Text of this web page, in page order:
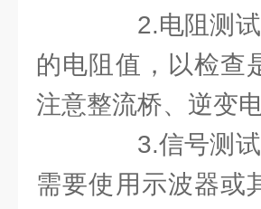
2.电阻测试
的电阻值，以检查
注意整流桥、逆变
3.信号测试
需要使用示波器或